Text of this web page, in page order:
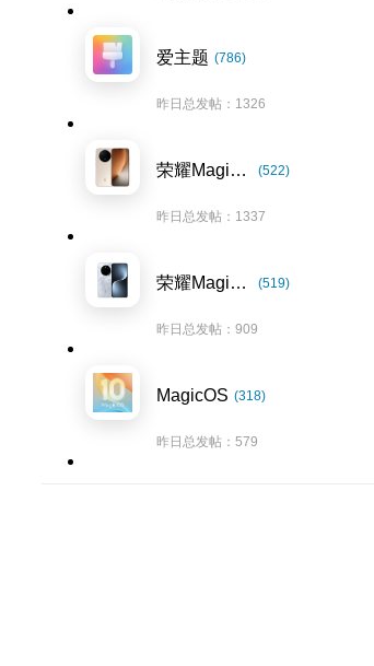
爱主题 (786)
昨日总发帖：1326
荣耀Magic8系列 (522)
昨日总发帖：1337
荣耀Magic7系列 (519)
昨日总发帖：909
MagicOS (318)
昨日总发帖：579